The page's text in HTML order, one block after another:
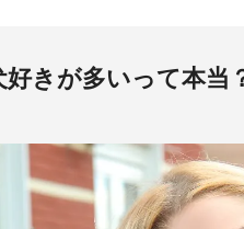
きが多いって本当